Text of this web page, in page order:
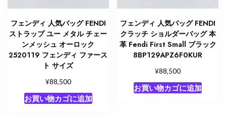
フェンディ 人気バッグ FENDI
ストラップ ユー メタル チェー
ンメッシュ オーロック
2520119 フェンディ ファース
ト サイズ
¥88,500
お買い物カゴに追加
フェンディ 人気バッグ FENDI
クラッチ ショルダーバッグ 本
革 Fendi First Small ブラック
8BP129APZ6F0KUR
¥88,500
お買い物カゴに追加